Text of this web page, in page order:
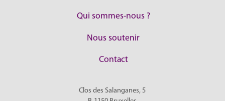
Qui sommes-nous ?
Nous soutenir
Contact
Clos des Salanganes, 5